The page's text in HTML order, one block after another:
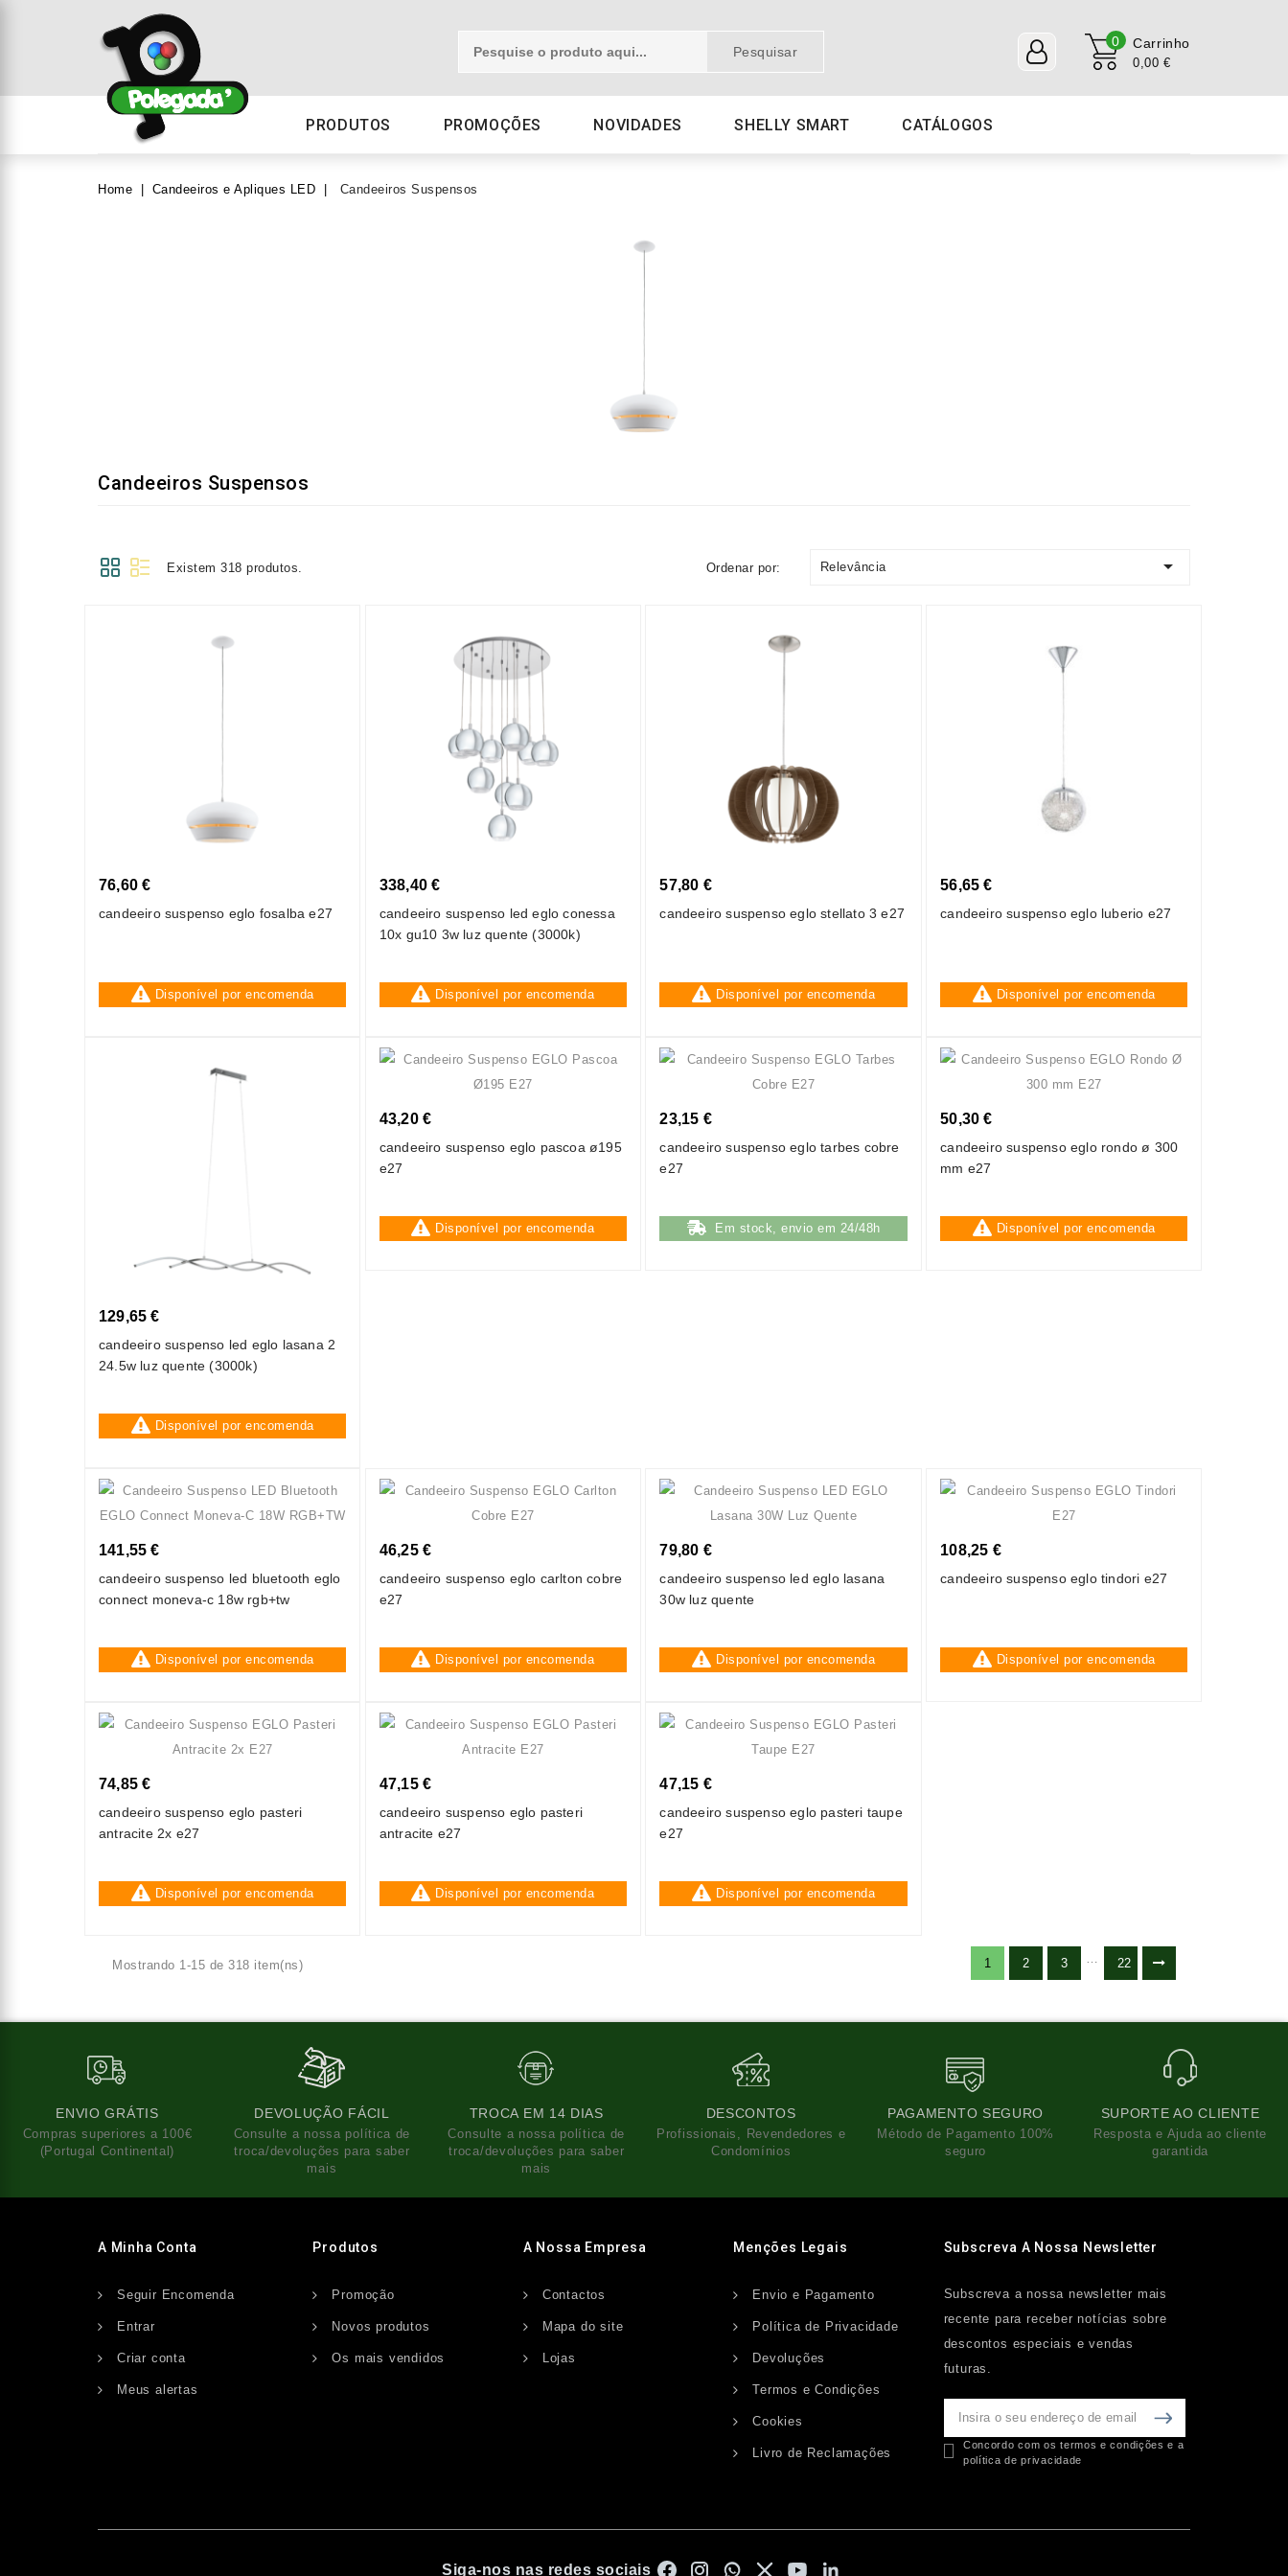
Carrinho
0,00 €
0
Pesquisar
PRODUTOS PROMOÇÕES NOVIDADES SHELLY SMART CATÁLOGOS
Home Candeeiros e Apliques LED Candeeiros Suspensos
Candeeiros Suspensos
Existem 318 produtos. Ordenar por: Relevância 
76,60 €
candeeiro suspenso eglo fosalba e27
Disponível por encomenda
338,40 €
candeeiro suspenso led eglo conessa
10x gu10 3w luz quente (3000k)
Disponível por encomenda
57,80 €
candeeiro suspenso eglo stellato 3 e27
Disponível por encomenda
56,65 €
candeeiro suspenso eglo luberio e27
Disponível por encomenda
129,65 €
candeeiro suspenso led eglo lasana 2
24.5w luz quente (3000k)
Disponível por encomenda
43,20 €
candeeiro suspenso eglo pascoa ø195
e27
Disponível por encomenda
23,15 €
candeeiro suspenso eglo tarbes cobre
e27
Em stock, envio em 24/48h
50,30 €
candeeiro suspenso eglo rondo ø 300
mm e27
Disponível por encomenda
141,55 €
candeeiro suspenso led bluetooth eglo
connect moneva-c 18w rgb+tw
Disponível por encomenda
46,25 €
candeeiro suspenso eglo carlton cobre
e27
Disponível por encomenda
79,80 €
candeeiro suspenso led eglo lasana
30w luz quente
Disponível por encomenda
108,25 €
candeeiro suspenso eglo tindori e27
Disponível por encomenda
74,85 €
candeeiro suspenso eglo pasteri
antracite 2x e27
Disponível por encomenda
47,15 €
candeeiro suspenso eglo pasteri
antracite e27
Disponível por encomenda
47,15 €
candeeiro suspenso eglo pasteri taupe
e27
Disponível por encomenda
Mostrando 1-15 de 318 item(ns) 1 2 3 22
ENVIO GRÁTIS
Compras superiores a 100€
(Portugal Continental)
DEVOLUÇÃO FÁCIL
Consulte a nossa política de
troca/devoluções para saber
mais
TROCA EM 14 DIAS
Consulte a nossa política de
troca/devoluções para saber
mais
DESCONTOS
Profissionais, Revendedores e
Condomínios
PAGAMENTO SEGURO
Método de Pagamento 100%
seguro
SUPORTE AO CLIENTE
Resposta e Ajuda ao cliente
garantida
A Minha Conta
Seguir Encomenda
Entrar
Criar conta
Meus alertas
Produtos
Promoção
Novos produtos
Os mais vendidos
A Nossa Empresa
Contactos
Mapa do site
Lojas
Menções Legais
Envio e Pagamento
Política de Privacidade
Devoluções
Termos e Condições
Cookies
Livro de Reclamações
Subscreva A Nossa Newsletter
Subscreva a nossa newsletter mais
recente para receber notícias sobre
descontos especiais e vendas
futuras.
Concordo com os termos e condições e a
política de privacidade
Siga-nos nas redes sociais